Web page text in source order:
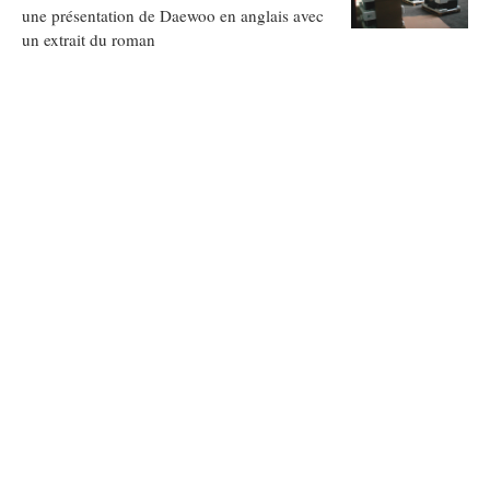
une présentation de Daewoo en anglais avec
un extrait du roman